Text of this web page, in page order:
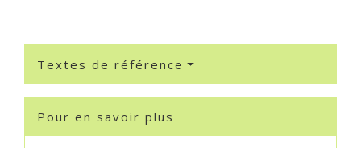
Textes de référence
Pour en savoir plus